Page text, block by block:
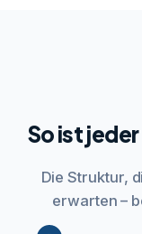
So ist
Die Struktur,
erwarten –